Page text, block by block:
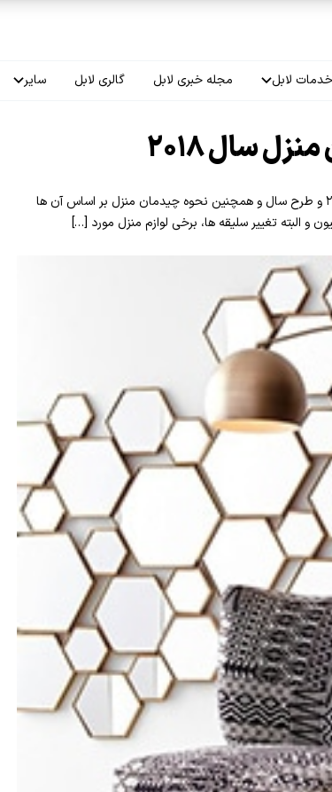
خدمات لابل
گارانتی لابل
مجله خبری لابل گالری لابل سایر
با نزدیک شدن سال ۲۰۱۸ میلادی صحبت در مورد ترند های سال از جمله رنگ سال ۲۰۱۸ و طرح سال و همچنین نحوه چیدمان منزل بر اساس آن ها
البته تغییر سلیقه ها، برخی لوازم منزل مورد […]